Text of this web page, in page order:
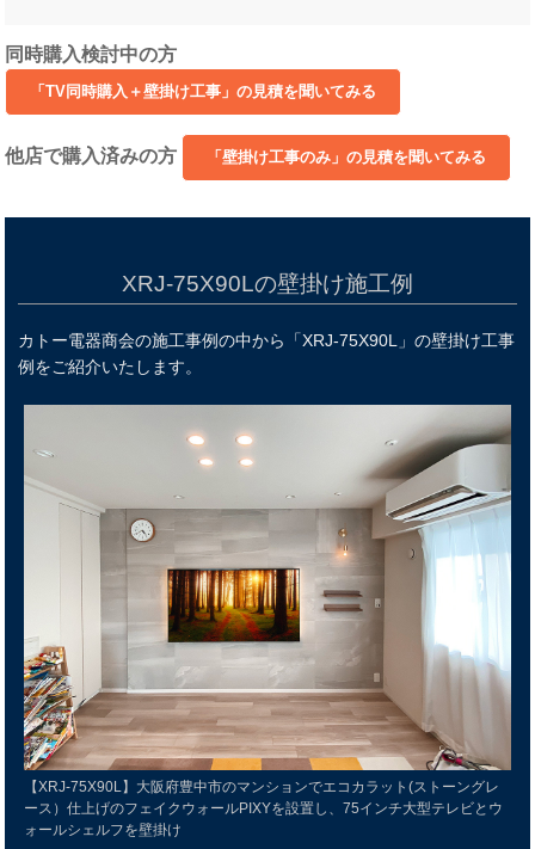
同時購入検討中の方
他店で購入済みの方
XRJ-75X90Lの壁掛け施工例
カトー電器商会の施工事例の中から「XRJ-75X90L」の壁掛け工事
例をご紹介いたします。
【XRJ-75X90L】大阪府豊中市のマンションでエコカラット(ストーングレ
ース）仕上げのフェイクウォールPIXYを設置し、75インチ大型テレビとウ
ォールシェルフを壁掛け